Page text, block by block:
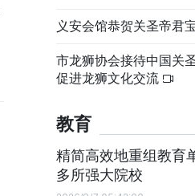
义安会馆恭贺关圣帝君
市龙狮协会接待中国关
促进龙狮文化交流
教育
精简高效地重组教育
多所强大院校